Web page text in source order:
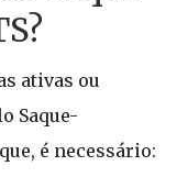
ativas ou
Saque-
é necessário: